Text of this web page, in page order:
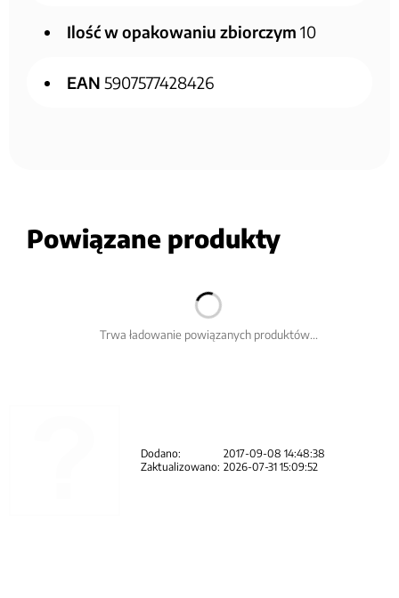
Ilość w opakowaniu zbiorczym 10
EAN 5907577428426
Powiązane produkty
Trwa ładowanie powiązanych produktów...
Dodano:
2017-09-08 14:48:38
Zaktualizowano: 2026-07-31 15:09:52